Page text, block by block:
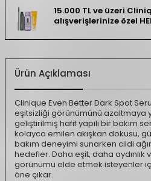
15.000 TL ve üzeri
alışverişlerinize özel
Ürün Açıklaması
Clinique Even Better Dark Spot
eşitsizliği görünümünü azaltmaya
geliştirilmiş hafif yapılı bir bakım
kolayca emilen akışkan dokusu,
bakım deneyimi sunarken cildi
hedefler. Daha eşit, daha aydınlık
görünümü elde etmek isteyenler
öne çıkar.